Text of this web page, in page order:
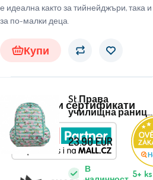
е идеална както за тийнейджъри, така и
за по-малки деца.
Купи
St.Права
училищна раница
Цвете Магнолия
В
5+ ks
23.90EUR
Награди и сертификати